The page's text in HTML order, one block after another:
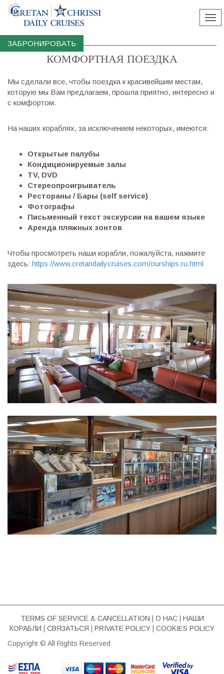
ЗАБРОНИРОВАТЬ
КОМФОРТНАЯ ПОЕЗДКА
Мы сделали все, чтобы поездка к красивейшим местам,
которую мы Вам предлагаем, прошла приятно, интересно и
с комфортом.
На наших кораблях, за исключением некоторых, имеются:
Открытые палубы
Кондиционируемые залы
TV, DVD
Стереопроигрыватель
Рестораны / Бары (self service)
Фотографы
Πисьменный текст экскурсии на вашем языке
Аренда пляжных зонтов
Чтобы просмотреть наши корабли, пожалуйста, нажмите
здесь: https://www.cretandailycruises.com/ourships.ru.html
TERMS OF SERVICE & CΑΝCELLATION О НАС| НАШИ
КОРАБЛИ
СВЯЗАТЬСЯ PRIVATE POLICY
COOKIES POLICY
Copyright © All Rights Reserved